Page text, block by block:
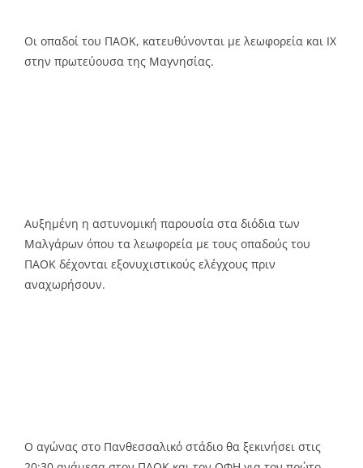
Οι οπαδοί του ΠΑΟΚ, κατευθύνονται με λεωφορεία και ΙΧ
στην πρωτεύουσα της Μαγνησίας.
Αυξημένη η αστυνομική παρουσία στα διόδια των
Μαλγάρων όπου τα λεωφορεία με τους οπαδούς του
ΠΑΟΚ δέχονται εξονυχιστικούς ελέγχους πριν
αναχωρήσουν.
Ο αγώνας στο Πανθεσσαλικό στάδιο θα ξεκινήσει στις